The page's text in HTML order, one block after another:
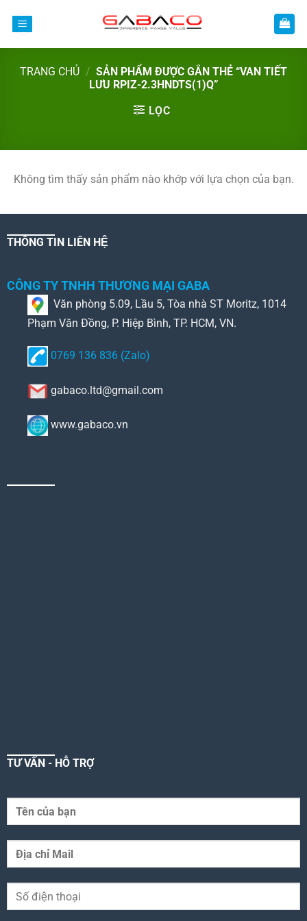
TRANG CHỦ / SẢN PHẨM ĐƯỢC GẮN THẺ “VAN TIẾT
LƯU RPIZ-2.3HNDTS(1)Q”
LỌC
Không tìm thấy sản phẩm nào khớp với lựa chọn của bạn.
THÔNG TIN LIÊN HỆ
CÔNG TY TNHH THƯƠNG MẠI GABA
Văn phòng 5.09, Lầu 5, Tòa nhà ST Moritz, 1014
Phạm Văn Đồng, P. Hiệp Bình, TP. HCM, VN.
0769 136 836 (Zalo)
gabaco.ltd@gmail.com
www.gabaco.vn
TƯ VẤN - HỖ TRỢ